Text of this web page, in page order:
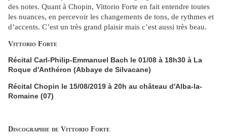
des notes. Quant à Chopin, Vittorio Forte en fait entendre toutes
les nuances, en percevoir les changements de tons, de rythmes et
d’accents. C’est un très grand plaisir mais c’est aussi très beau.
Vittorio Forte
Récital Carl-Philip-Emmanuel Bach le 01/08 à 18h30 à La
Roque d'Anthéron (Abbaye de Silvacane)
Récital Chopin le 15/08/2019 à 20h au château d'Alba-la-
Romaine (07)
Discographie de Vittorio Forte